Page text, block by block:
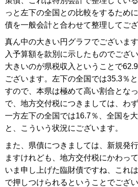
っと左下の全国との比較をするため
債を一般会計と合わせて整理してござ
真ん中の大きい円グラフでございま
入予算額を款別に示したものでござ
大きいのが県税収入ということで
ございます。左下の全国では35.3％
すので、本県は極めて高い割合とな
で、地方交付税につきましては、わ
一方左下の全国では16.7％、全国を
と、こういう状況にございます。
また、県債につきましては、新規発
ますけれども、地方交付税にかわっ
いま申し上げた臨財債ですね、これ
で押しつけられるということでござ